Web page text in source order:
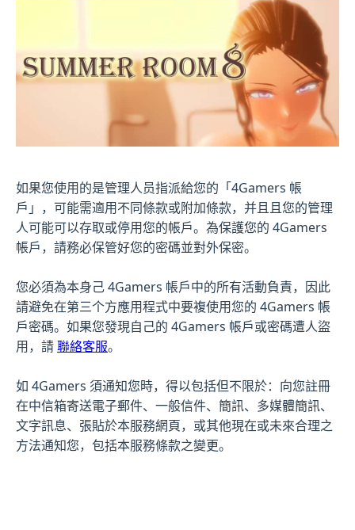
如果您使用的是管理人员指派給您的「4Gamers 帳
戶」，可能需適用不同條款或附加條款，并且且您的管理
人可能可以存取或停用您的帳戶。為保護您的 4Gamers
帳戶，請務必保管好您的密碼並對外保密。
您必須為本身己 4Gamers 帳戶中的所有活動負責，因此
請避免在第三个方應用程式中要複使用您的 4Gamers 帳
戶密碼。如果您發現自己的 4Gamers 帳戶或密碼遭人盜
用，請聯絡客服。
如 4Gamers 須通知您時，得以包括但不限於：向您註冊
在中信箱寄送電子郵件、一般信件、簡訊、多媒體簡訊、
文字訊息、張貼於本服務網頁，或其他現在或未來合理之
方法通知您，包括本服務條款之變更。